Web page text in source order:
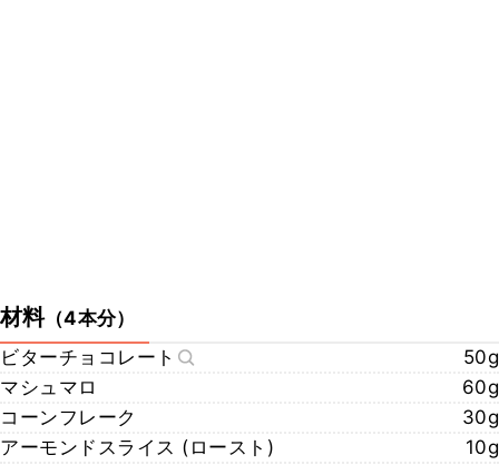
材料（4本分）
ビターチョコレート
50g
マシュマロ
60g
コーンフレーク
30g
アーモンドスライス (ロースト)
10g